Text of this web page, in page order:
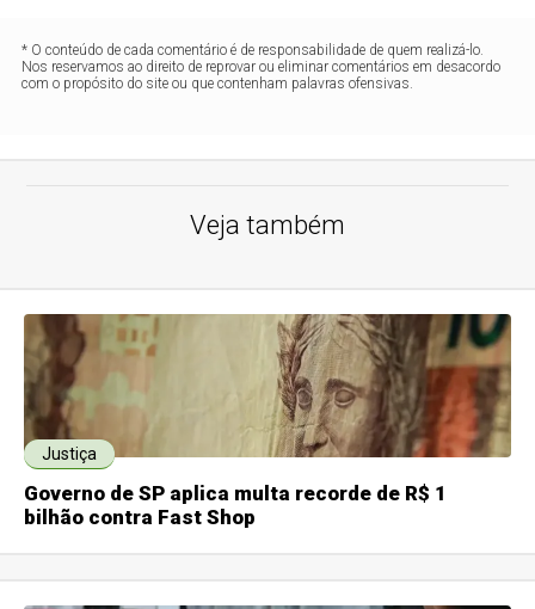
* O conteúdo de cada comentário é de responsabilidade de quem realizá-lo.
Nos reservamos ao direito de reprovar ou eliminar comentários em desacordo
com o propósito do site ou que contenham palavras ofensivas.
Veja também
Justiça
Governo de SP aplica multa recorde de R$ 1
bilhão contra Fast Shop